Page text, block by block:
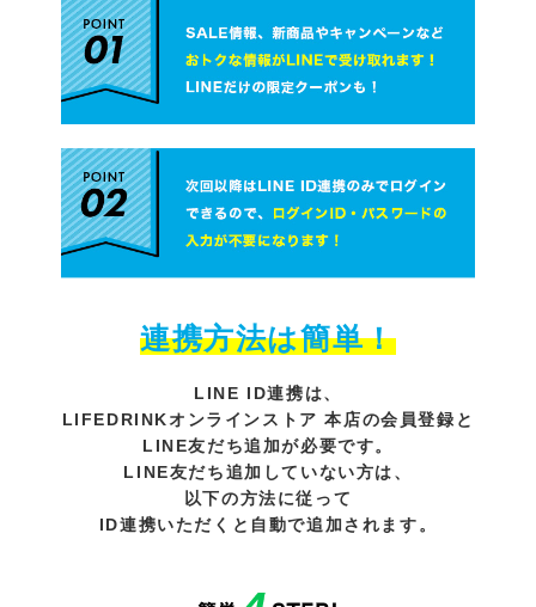
連携方法は簡単！
LINE ID連携は、
LIFEDRINKオンラインストア 本店の会員登録と
LINE友だち追加が必要です。
LINE友だち追加していない方は、
以下の方法に従って
ID連携いただくと自動で追加されます。